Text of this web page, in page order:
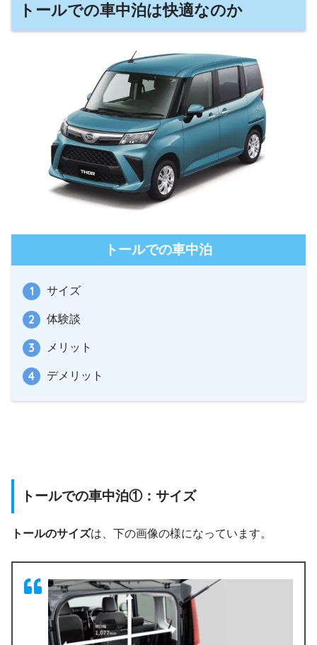
トールでの車中泊は快適なのか
トールでの車中泊
サイズ
体験談
メリット
デメリット
トールでの車中泊①：サイズ
トールのサイズは、下の画像の様になっています。